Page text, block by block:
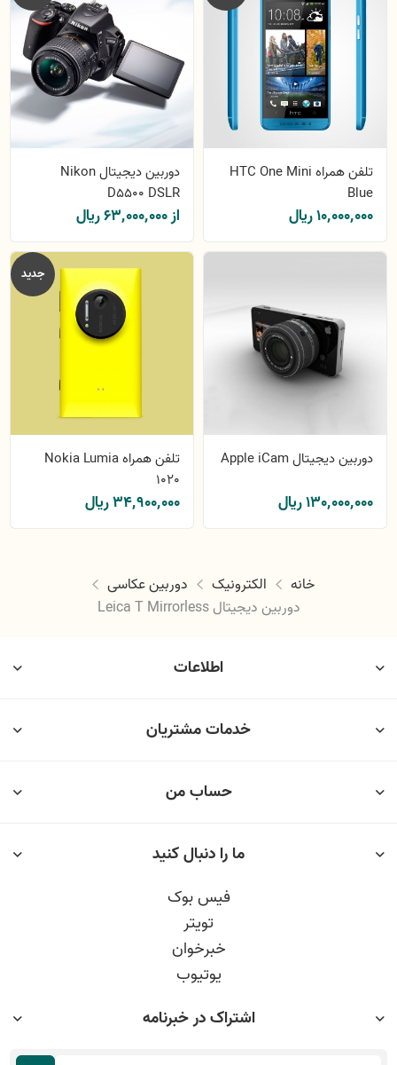
خانه الکترونیک
دوربین عکاسی
دوربین دیجیتال Leica T Mirrorless
تلفن همراه HTC One Mini
Blue
10٬000٬000 ریال
دوربین دیجیتال Nikon
D5500 DSLR
از 63٬000٬000 ریال
دوربین دیجیتال Apple iCam
130٬000٬000 ریال
جدید
تلفن همراه Nokia Lumia
1020
34٬900٬000 ریال
اطلاعات
خدمات مشتریان
حساب من
ما را دنبال کنید
فیس بوک
تویتر
خبرخوان
یوتیوب
اشتراک در خبرنامه